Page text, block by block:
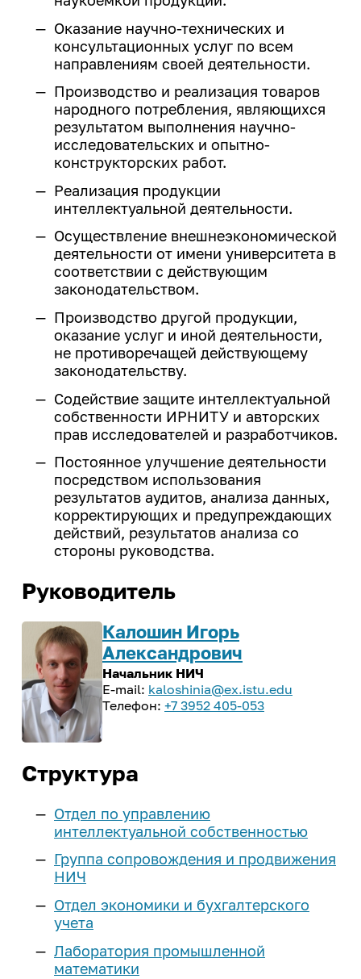
деятельности
Закупки
Издательство
Информатизация
Кадровая политика
Кампус
Образовательная деятельность
Правовое обеспечение
Пресс-служба
Режим и безопасность
Спорт
Финансово-экономическая
деятельность
ИРНИТУ - ОК "Российский
алюминий"
ИРНИТУ - ПАО "Корпорация
"Иркут"
Архив
конструктор»
Общественная жизнь
Старостат ИРНИТУ
Студенческие объединения
еще...
Спорт
Базы отдыха
Спортивные сооружения
Спортивный клуб
Карьера и
трудоустройство
Трудоустройство студентов
Программа целевого обучения в
Культура и творчество
Мероприятия
Проекты
Профилактика и оздоровление
Патриотика
Библиотека
ИРНИТУ в соцсетях
Иностранному студенту
Общежития
Личный кабинет студента
Нормативные документы
Инклюзивное образование
еще...
Летние профильные школы
Летняя художественная школа
Политика обеспечения
гендерного равенства
Профком работников ИРНИТУ
Расписание занятий
Система дистанционного
обучения ИЗВО
Центр образовательных
программ магистратуры и
аспирантуры
Личный кабинет преподавателя
Медицинский осмотр
Медицинский кабинет
Служба охраны труда
Закон Иркутской области о
ветеранах труда Иркутской
области
Магазин ИРНИТУ:
Оказание научно-технических и
консультационных услуг по всем
направлениям своей деятельности.
Производство и реализация товаров
народного потребления, являющихся
результатом выполнения научно-
исследовательских и опытно-
конструкторских работ.
Реализация продукции
интеллектуальной деятельности.
Осуществление внешнеэкономической
деятельности от имени университета в
соответствии с действующим
законодательством.
Производство другой продукции,
оказание услуг и иной деятельности,
не противоречащей действующему
законодательству.
Содействие защите интеллектуальной
собственности ИРНИТУ и авторских
прав исследователей и разработчиков.
Постоянное улучшение деятельности
посредством использования
результатов аудитов, анализа данных,
корректирующих и предупреждающих
действий, результатов анализа со
стороны руководства.
Руководитель
Калошин Игорь
Александрович
Начальник НИЧ
kaloshinia@ex.istu.edu
+7 3952 405-053
Структура
Отдел по управлению
интеллектуальной собственностью
Группа сопровождения и продвижения
НИЧ
Отдел экономики и бухгалтерского
учета
Лаборатория промышленной
математики